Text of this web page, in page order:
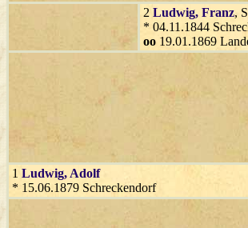
2 Ludwig, Franz,
* 04.11.1844
oo 19.01.1869
1 Ludwig, Adolf
* 15.06.1879 Schreckendorf